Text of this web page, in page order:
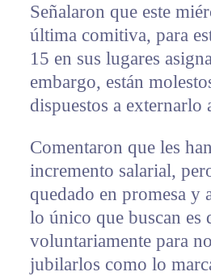
Señalaron que este
última comitiva, para
15 en sus lugares
embargo, están
dispuestos a externarlo
Comentaron que les
incremento salarial,
quedado en promesa y
lo único que buscan es
voluntariamente para
jubilarlos como lo